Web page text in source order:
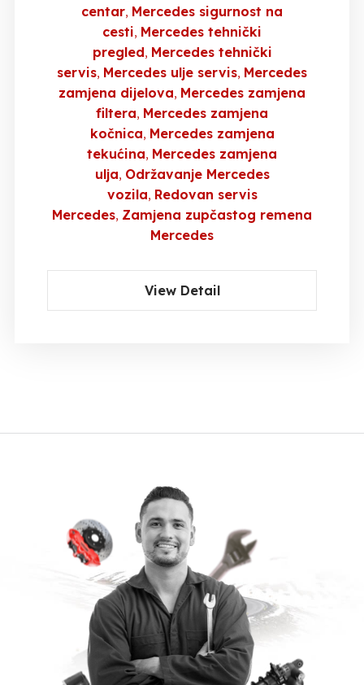
centar Mercedes sigurnost na
cesti Mercedes tehnički
pregled Mercedes tehnički
servis Mercedes ulje servis Mercedes
zamjena dijelova Mercedes zamjena
filtera Mercedes zamjena
kočnica Mercedes zamjena
tekućina Mercedes zamjena
ulja Održavanje Mercedes
vozila Redovan servis
Mercedes Zamjena zupčastog remena
Mercedes
View Detail